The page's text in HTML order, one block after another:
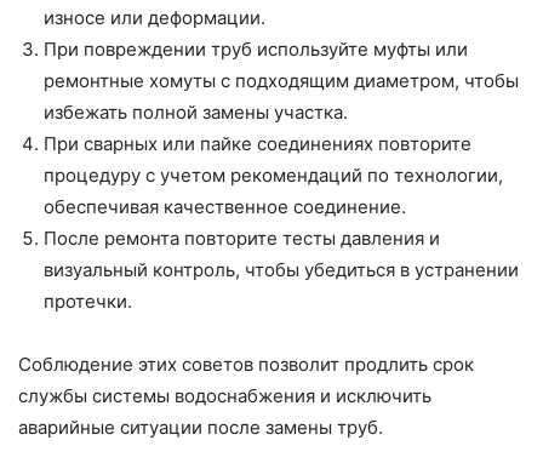
износе или деформации.
При повреждении труб используйте муфты или
ремонтные хомуты с подходящим диаметром, чтобы
избежать полной замены участка.
При сварных или пайке соединениях повторите
процедуру с учетом рекомендаций по технологии,
обеспечивая качественное соединение.
После ремонта повторите тесты давления и
визуальный контроль, чтобы убедиться в устранении
протечки.
Соблюдение этих советов позволит продлить срок
службы системы водоснабжения и исключить
аварийные ситуации после замены труб.